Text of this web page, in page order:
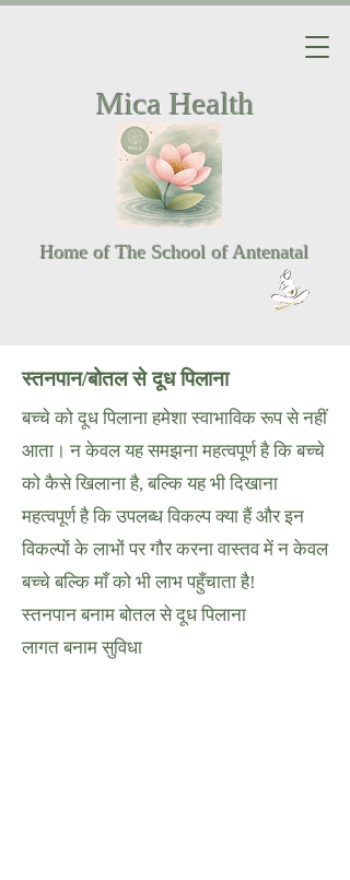
Mica Health
Home of The School of Antenatal
स्तनपान/बोतल से दूध पिलाना
बच्चे को दूध पिलाना हमेशा स्वाभाविक रूप से नहीं
आता। न केवल यह समझना महत्वपूर्ण है कि बच्चे
को कैसे खिलाना है, बल्कि यह भी दिखाना
महत्वपूर्ण है कि उपलब्ध विकल्प क्या हैं और इन
विकल्पों के लाभों पर गौर करना वास्तव में न केवल
बच्चे बल्कि माँ को भी लाभ पहुँचाता है!
स्तनपान बनाम बोतल से दूध पिलाना
लागत बनाम सुविधा